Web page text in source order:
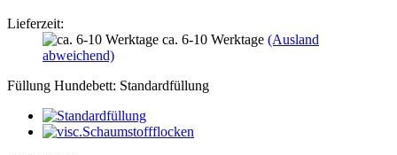
Lieferzeit:
ca. 6-10 Werktage (Ausland
abweichend)
Füllung Hundebett: Standardfüllung